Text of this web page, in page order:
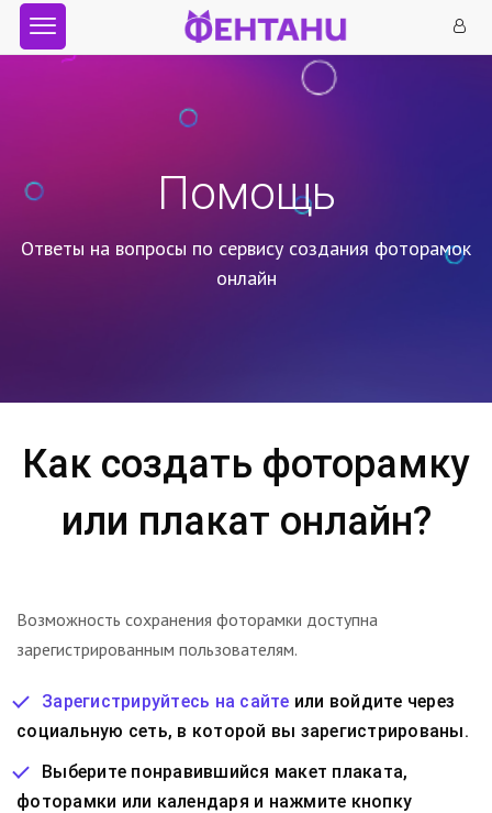
Помощь
Ответы на вопросы по сервису создания фоторамок
онлайн
Как создать фоторамку
или плакат онлайн?
Возможность сохранения фоторамки доступна
зарегистрированным пользователям.
Зарегистрируйтесь на сайте или войдите через
социальную сеть, в которой вы зарегистрированы.
Выберите понравившийся макет плаката,
фоторамки или календаря и нажмите кнопку